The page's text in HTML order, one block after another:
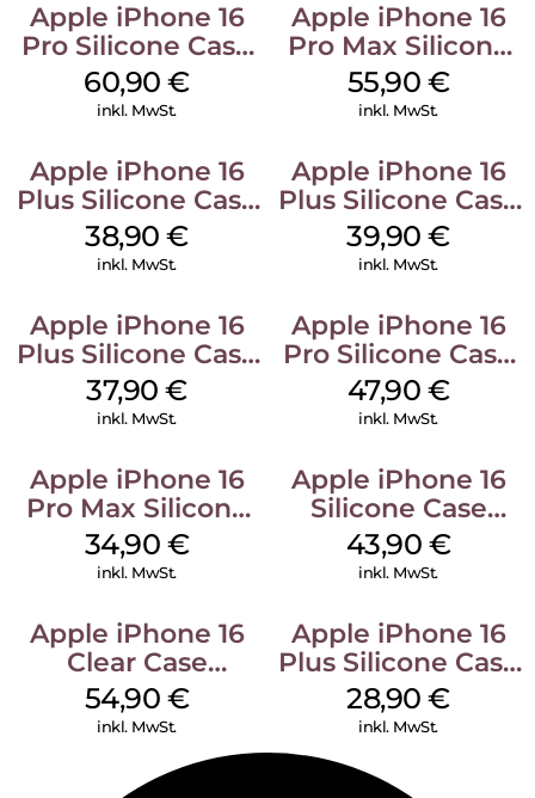
Apple iPhone 16
Pro Silicone Case
MagSafe Stone
Gray
60,90€
inkl. MwSt.
Apple iPhone 16
Pro Max Silicone
Case MagSafe
Stone Gray
55,90 €
inkl. MwSt.
Apple iPhone 16
Plus Silicone Case
MagSafe Denim
38,90€
inkl. MwSt.
Apple iPhone 16
Plus Silicone Case
MagSafe Plum
39,90€
inkl. MwSt.
Apple iPhone 16
Plus Silicone Case
MagSafe Lake
Green
37,90€
inkl. MwSt.
Apple iPhone 16
Pro Silicone Case
MagSafe Denim
47,90 €
inkl. MwSt.
Apple iPhone 16
Pro Max Silicone
Case MagSafe
Denim
34,90 €
inkl. MwSt.
Apple iPhone 16
Silicone Case
MagSafe Plum
43,90 €
inkl. MwSt.
Apple iPhone 16
Clear Case
MagSafe
Transparent
54,90 €
inkl. MwSt.
Apple iPhone 16
Plus Silicone Case
MagSafe Black
28,90€
inkl. MwSt.